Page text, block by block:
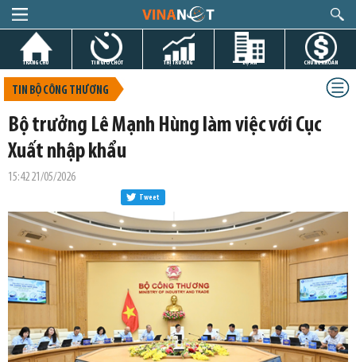
TRANG CHỦ TIN GIỜ CHÓT THỊ TRƯỜNG DỰ ÁN CHỨNG KHOÁN
TIN BỘ CÔNG THƯƠNG
Bộ trưởng Lê Mạnh Hùng làm việc với Cục
Xuất nhập khẩu
15:42 21/05/2026
Tweet